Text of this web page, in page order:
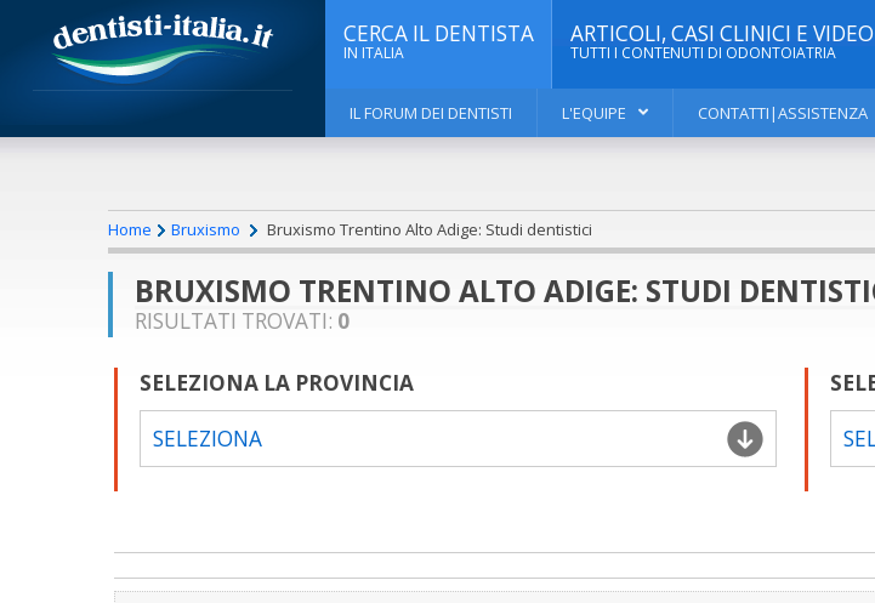
CERCA IL DENTISTA
IN ITALIA
ARTICOLI, CASI CLINICI E VIDEO
TUTTI I CONTENUTI DI ODONTOIATRIA
IL FORUM DEI DENTISTI L'EQUIPE CONTATTI|ASSISTENZA
Home Bruxismo Bruxismo Trentino Alto Adige: Studi dentistici
BRUXISMO TRENTINO ALTO ADIGE: STUDI
RISULTATI TROVATI: 0
SELEZIONA LA PROVINCIA
SELEZIONA